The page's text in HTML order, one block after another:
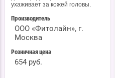
ухаживает за кожей головы.
Производитель
ООО «Фитолайн», г.
Москва
Розничная цена
654 руб.